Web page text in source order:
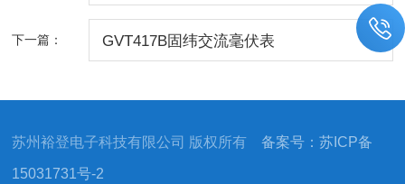
下一篇： GVT417B固纬交流毫伏表
苏州裕登电子科技有限公司 版权所有备案号：苏ICP备
15031731号-2